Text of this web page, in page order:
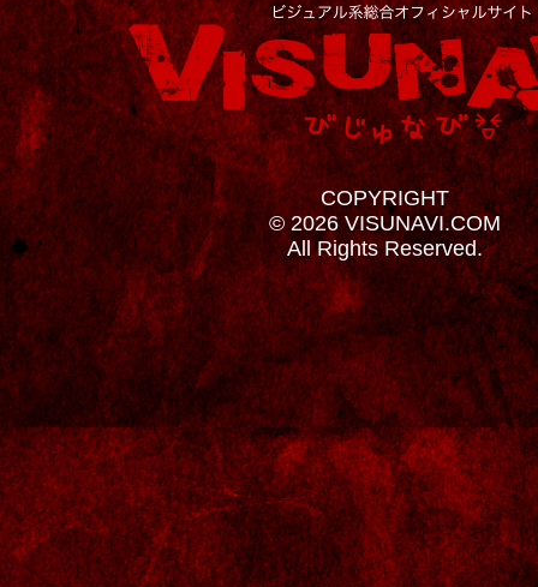
COPYRIGHT
© 2026 VISUNAVI.COM
All Rights Reserved.